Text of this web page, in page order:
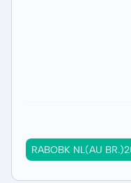
RABOBK NL(AU